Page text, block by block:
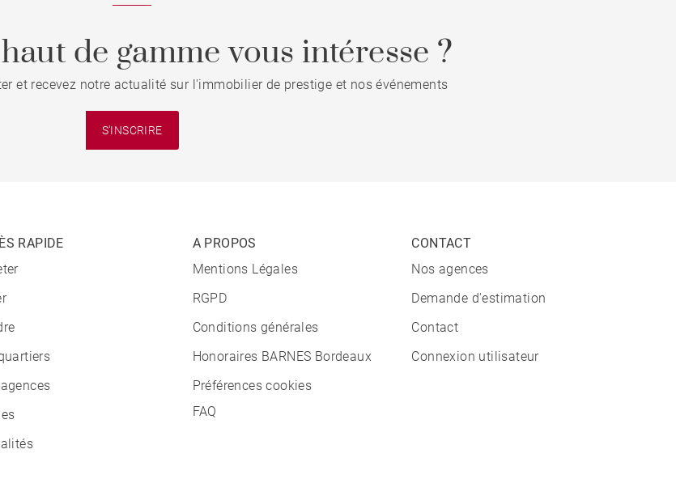
de gamme vous intéresse ?
et recevez notre actualité sur l'immobilier de prestige et nos événements
S'INSCRIRE
RAPIDE
A PROPOS
Mentions Légales
RGPD
Conditions générales
Honoraires BARNES Bordeaux
Préférences cookies
FAQ
CONTACT
Nos agences
Demande d'estimation
Contact
Connexion utilisateur